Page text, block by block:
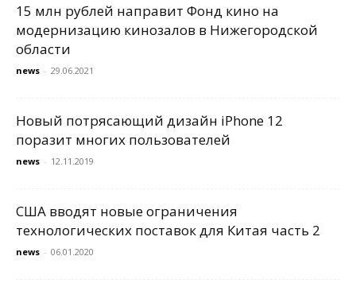
15 млн рублей направит Фонд кино на
модернизацию кинозалов в Нижегородской
области
news - 29.06.2021
Новый потрясающий дизайн iPhone 12
поразит многих пользователей
news - 12.11.2019
США вводят новые ограничения
технологических поставок для Китая часть 2
news - 06.01.2020